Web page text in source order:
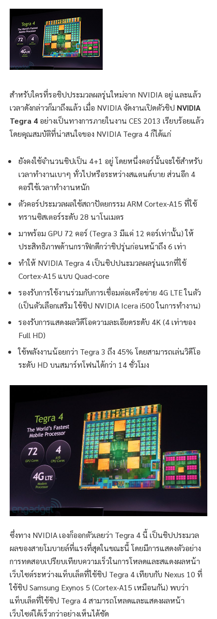
สำหรับใครที่รอชิปประมวลผลรุ่นใหม่จาก NVIDIA อยู่ และแล้ว
เวลาดังกล่าวก็มาถึงแล้ว เมื่อ NVIDIA จัดงานเปิดตัวชิป NVIDIA
Tegra 4 อย่างเป็นทางการภายในงาน CES 2013 เรียบร้อยแล้ว
โดยคุณสมบัติที่น่าสนใจของ NVIDIA Tegra 4 ก็ได้แก่
ยังคงใช้จำนวนชิปเป็น 4+1 อยู่ โดยหนึ่งคอร์นั้นจะใช้สำหรับ
เวลาทำงานเบาๆ ทั่วไปหรือระหว่างสแตนด์บาย ส่วนอีก 4
คอร์ใช้เวลาทำงานหนัก
ตัวคอร์ประมวลผลใช้สถาปัตยกรรม ARM Cortex-A15 ที่ใช้
ทรานซิสเตอร์ระดับ 28 นาโนเมตร
มาพร้อม GPU 72 คอร์ (Tegra 3 มีแค่ 12 คอร์เท่านั้น) ให้
ประสิทธิภาพด้านกราฟิกดีกว่าชิปรุ่นก่อนหน้าถึง 6 เท่า
ทำให้ NVIDIA Tegra 4 เป็นชิปปนะมวลผลรุ่นแรกที่ใช้
Cortex-A15 แบบ Quad-core
รองรับการใช้งานร่วมกับการเชื่อมต่อเครือข่าย 4G LTE ในตัว
(เป็นตัวเลือกเสริม ใช้ชิป NVIDIA Icera i500 ในการทำงาน)
รองรับการแสดงผลวิดีโอความละเอียดระดับ 4K (4 เท่าของ
Full HD)
ใช้พลังงานน้อยกว่า Tegra 3 ถึง 45% โดยสามารถเล่นวิดีโอ
ระดับ HD บนสมาร์ทโฟนได้กว่า 14 ชั่วโมง
ซึ่งทาง NVIDIA เองก็ออกตัวเลยว่า Tegra 4 นี้ เป็นชิปประมวล
ผลของสายโมบายล์ที่แรงที่สุดในขณะนี้ โดยมีการแสดงตัวอย่าง
การทดสอบเปรียบเทียบความเร็วในการโหลดและสแดงผลหน้า
เว็บไซต์ระหว่างแท็บเล็ตที่ใช้ชิป Tegra 4 เทียบกับ Nexus 10 ที่
ใช้ชิป Samsung Exynos 5 (Cortex-A15 เหมือนกัน) พบว่า
แท็บเล็ตที่ใช้ชิป Tegra 4 สามารถโหลดและแสดงผลหน้า
เว็บไซต์ได้เร็วกว่าอย่างเห็นได้ชัด